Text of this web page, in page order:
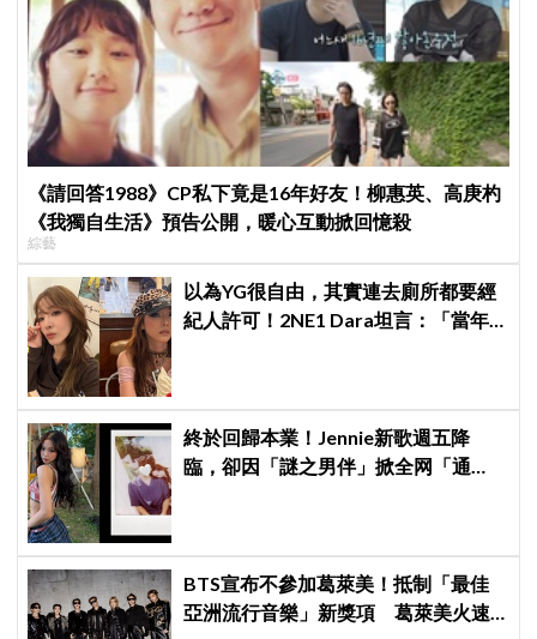
《請回答1988》CP私下竟是16年好友！柳惠英、高庚杓
《我獨自生活》預告公開，暖心互動掀回憶殺
綜藝
以為YG很自由，其實連去廁所都要經
紀人許可！2NE1 Dara坦言：「當年
終於回歸本業！Jennie新歌週五降
臨，卻因「謎之男伴」掀全网「通
BTS宣布不參加葛萊美！抵制「最佳
亞洲流行音樂」新獎項 葛萊美火速